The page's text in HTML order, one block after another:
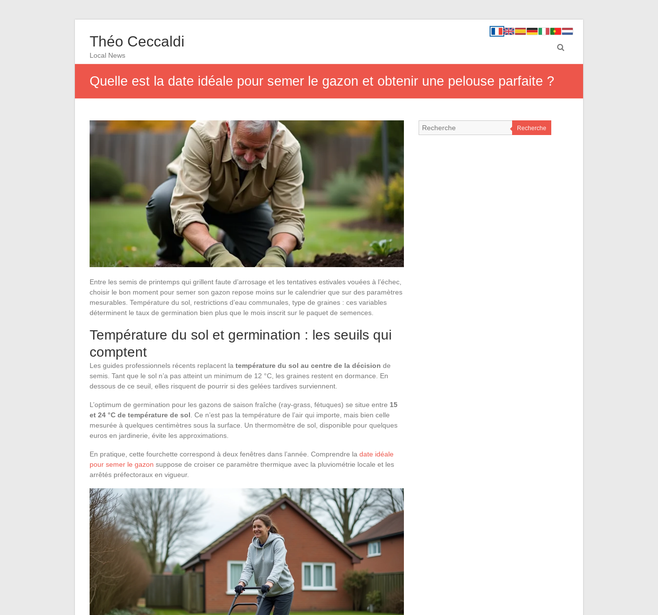
Théo Ceccaldi
Local News
Quelle est la date idéale pour semer le gazon et obtenir une pelouse parfaite ?
Entre les semis de printemps qui grillent faute d’arrosage et les tentatives estivales vouées à l’échec,
choisir le bon moment pour semer son gazon repose moins sur le calendrier que sur des paramètres
mesurables. Température du sol, restrictions d’eau communales, type de graines : ces variables
déterminent le taux de germination bien plus que le mois inscrit sur le paquet de semences.
Température du sol et germination : les seuils qui
comptent
Les guides professionnels récents replacent la température du sol au centre de la décision de
semis. Tant que le sol n’a pas atteint un minimum de 12 °C, les graines restent en dormance. En
dessous de ce seuil, elles risquent de pourrir si des gelées tardives surviennent.
L’optimum de germination pour les gazons de saison fraîche (ray-grass, fétuques) se situe entre 15
et 24 °C de température de sol . Ce n’est pas la température de l’air qui importe, mais bien celle
mesurée à quelques centimètres sous la surface. Un thermomètre de sol, disponible pour quelques
euros en jardinerie, évite les approximations.
En pratique, cette fourchette correspond à deux fenêtres dans l’année. Comprendre la date idéale
pour semer le gazon suppose de croiser ce paramètre thermique avec la pluviométrie locale et les
arrêtés préfectoraux en vigueur.
Recherche